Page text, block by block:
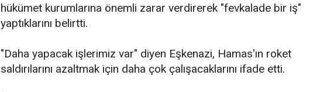
hükümet kurumlarına önemli zarar verdirerek "fevkalade bir iş"
yaptıklarını belirtti.
"Daha yapacak işlerimiz var" diyen Eşkenazi, Hamas'ın roket
saldırılarını azaltmak için daha çok çalışacaklarını ifade etti.